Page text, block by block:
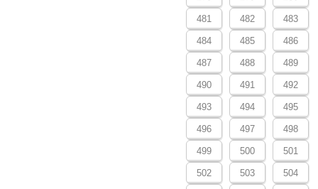
481 482 483
484 485 486
487 488 489
490 491 492
493 494 495
496 497 498
499 500 501
502 503 504